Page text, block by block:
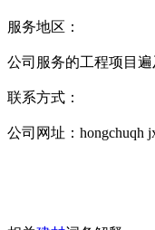
服务地区：
公司服务的工程项目
联系方式：
公司网址：hongchuqh